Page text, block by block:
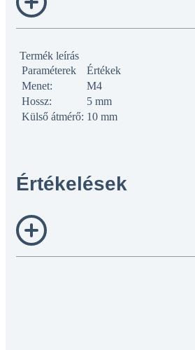
Termék leírás
Paraméterek
Értékek
Menet:
M4
Hossz:
5 mm
Külső átmérő: 10 mm
Értékelések